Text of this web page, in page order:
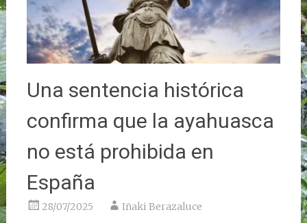
Una sentencia histórica
confirma que la ayahuasca
no está prohibida en
España
28/07/2025 Iñaki Berazaluce